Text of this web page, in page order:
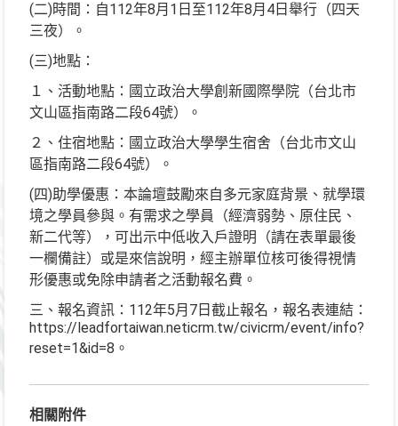
(二)時間：自112年8月1日至112年8月4日舉行（四天
三夜）。
(三)地點：
１、活動地點：國立政治大學創新國際學院（台北市
文山區指南路二段64號）。
２、住宿地點：國立政治大學學生宿舍（台北市文山
區指南路二段64號）。
(四)助學優惠：本論壇鼓勵來自多元家庭背景、就學環
境之學員參與。有需求之學員（經濟弱勢、原住民、
新二代等），可出示中低收入戶證明（請在表單最後
一欄備註）或是來信說明，經主辦單位核可後得視情
形優惠或免除申請者之活動報名費。
三、報名資訊：112年5月7日截止報名，報名表連結：
https://leadfortaiwan.neticrm.tw/civicrm/event/info?
reset=1&id=8。
相關附件